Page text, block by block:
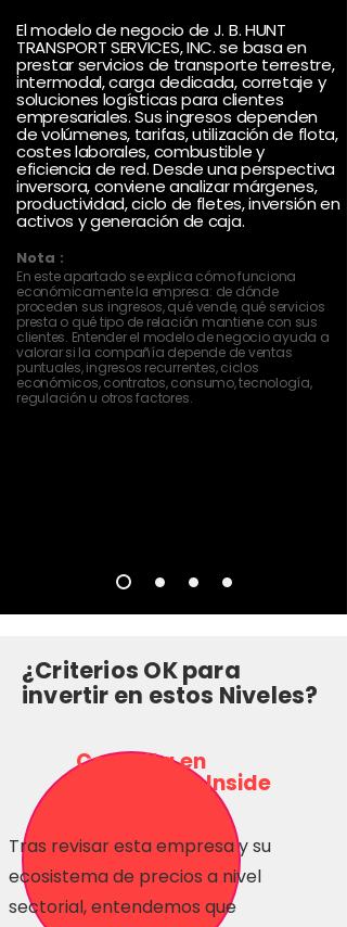
El modelo de negocio de J. B. HUNT
TRANSPORT SERVICES, INC. se basa en
prestar servicios de transporte terrestre,
intermodal, carga dedicada, corretaje y
soluciones logísticas para clientes
empresariales. Sus ingresos dependen
de volúmenes, tarifas, utilización de flota,
costes laborales, combustible y
eficiencia de red. Desde una perspectiva
inversora, conviene analizar márgenes,
productividad, ciclo de fletes, inversión en
activos y generación de caja.
Nota :
En este apartado se explica cómo funciona
económicamente la empresa: de dónde
proceden sus ingresos, qué vende, qué servicios
presta o qué tipo de relación mantiene con sus
clientes. Entender el modelo de negocio ayuda a
valorar si la compañía depende de ventas
puntuales, ingresos recurrentes, ciclos
económicos, contratos, consumo, tecnología,
regulación u otros factores.
¿Criterios OK para
invertir en estos Niveles?
Consulta en
Inversionas Inside
Tras revisar esta empresa y su
ecosistema de precios a nivel
sectorial, entendemos que